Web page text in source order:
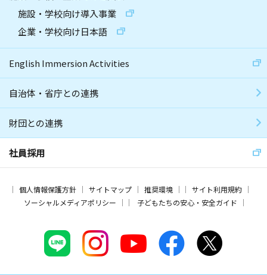
施設・学校向け導入事業
企業・学校向け日本語
English Immersion Activities
自治体・省庁との連携
財団との連携
社員採用
個人情報保護方針 サイトマップ 推奨環境
サイト利用規約
ソーシャルメディアポリシー
子どもたちの安心・安全ガイド